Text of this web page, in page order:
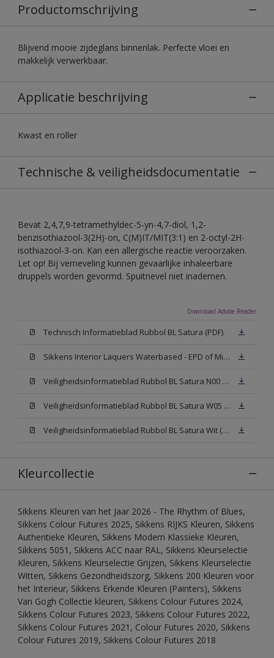
Productomschrijving
Blijvend mooie zijdeglans binnenlak. Perfecte vloei en
makkelijk verwerkbaar.
Applicatie beschrijving
Kwast en roller
Technische & veiligheidsdocumentatie
Bevat 2,4,7,9-tetramethyldec-5-yn-4,7-diol, 1,2-
benzisothiazool-3(2H)-on, C(M)IT/MIT(3:1) en 2-octyl-2H-
isothiazool-3-on. Kan een allergische reactie veroorzaken.
Let op! Bij verneveling kunnen gevaarlijke inhaleerbare
druppels worden gevormd. Spuitnevel niet inademen.
Download Adobe Reader
Technisch Informatieblad Rubbol BL Satura (PDF)
Sikkens Interior Laquers Waterbased - EPD of Milieuproductverklaring
Veiligheidsinformatieblad Rubbol BL Satura N00 (MSDS)
Veiligheidsinformatieblad Rubbol BL Satura W05 (MSDS)
Veiligheidsinformatieblad Rubbol BL Satura Wit (MSDS)
Kleurcollectie
Sikkens Kleuren van het Jaar 2026 - The Rhythm of Blues,
Sikkens Colour Futures 2025, Sikkens RIJKS Kleuren, Sikkens
Authentieke Kleuren, Sikkens Modern Klassieke Kleuren,
Sikkens 5051, Sikkens ACC naar RAL, Sikkens Kleurselectie
Kleuren, Sikkens Kleurselectie Grijzen, Sikkens Kleurselectie
Witten, Sikkens Gezondheidszorg, Sikkens 200 Kleuren voor
het Interieur, Sikkens Erkende Kleuren (Painters), Sikkens
Van Gogh Collectie kleuren, Sikkens Colour Futures 2024,
Sikkens Colour Futures 2023, Sikkens Colour Futures 2022,
Sikkens Colour Futures 2021, Colour Futures 2020, Sikkens
Colour Futures 2019, Sikkens Colour Futures 2018